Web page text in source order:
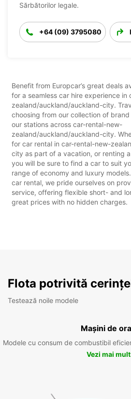
Sărbătorilor legale.
+64 (09) 3795080
Benefit from Europcar’s great deals
for a seamless car hire experience in
zealand/auckland/auckland-city.
choosing from our collection of
our stations across car-rental-new-
zealand/auckland/auckland-city.
for car rental in car-rental-new-
city as part of a vacation, or renting
you will be sure to find a car to suit
range of economy and luxury
car rental, we pride ourselves on
service, offering flexible short- and
great prices with no hidden charges.
Flota potrivită
Testează noile modele
Mașini de
Modele cu consum de combustibil
Vezi mai mult